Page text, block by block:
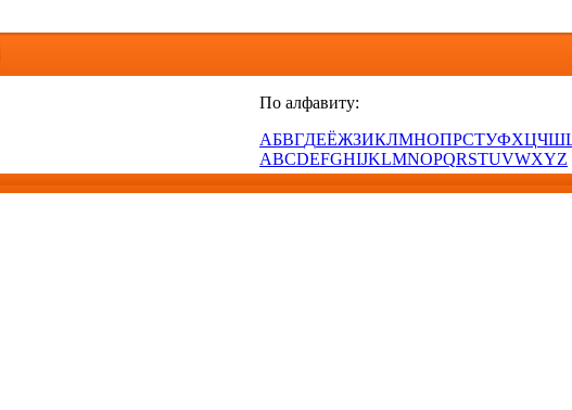
По алфавиту:
АБВГДЕЁЖЗИКЛМНОПРСТУФХЦЧШ
ABCDEFGHIJKLMNOPQRSTUVWXYZ